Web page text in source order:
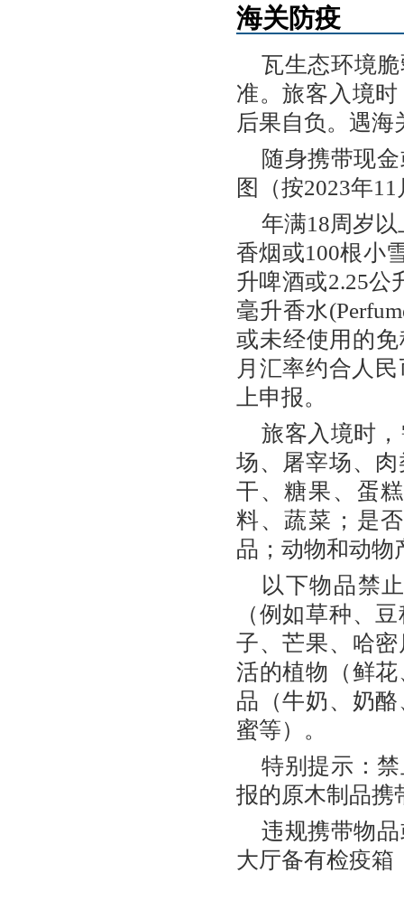
海关防疫
瓦生态环境
准。旅客入境
后果自负。遇海
随身携带现
图（按2023年
年满18周岁
香烟或100根小
升啤酒或2.25公
毫升香水
或未经使用的
月汇率约合人
上申报。
旅客入境时
场、屠宰场、
干、糖果、蛋
料、蔬菜；是
品；动物和动物
以下物品禁
（例如草种、
子、芒果、哈
活的植物（鲜
品（牛奶、奶
蜜等）。
特别提示：
报的原木制品携
违规携带物
大厅备有检疫箱